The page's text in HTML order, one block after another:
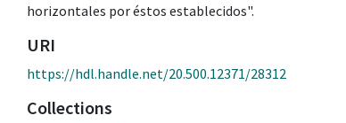
horizontales por éstos establecidos".
URI
https://hdl.handle.net/20.500.12371/28312
Collections